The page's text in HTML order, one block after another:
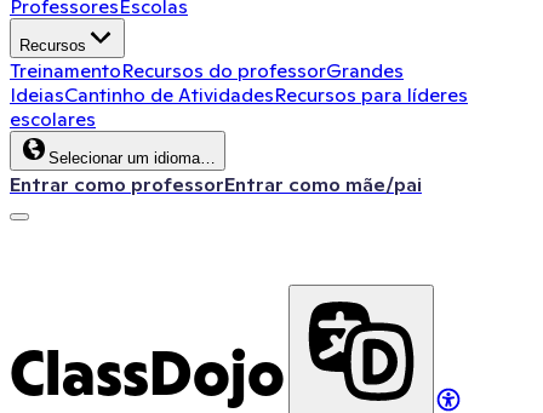
ProfessoresEscolas
Recursos
TreinamentoRecursos do professorGrandes
IdeiasCantinho de AtividadesRecursos para líderes
escolares
Selecionar um idioma…
Entrar como professorEntrar como mãe/pai
ClassDojo